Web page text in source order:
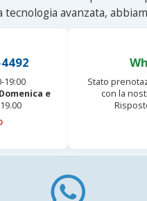
avanzata,
19:00
Domenica e
Stato
con la